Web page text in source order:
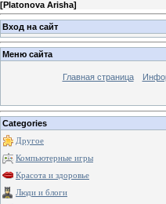
[Platonova Arisha]
Вход на сайт
Меню сайта
Главная страница
Categories
Другое
Компьютерные игры
Красота и здоровье
Люди и блоги